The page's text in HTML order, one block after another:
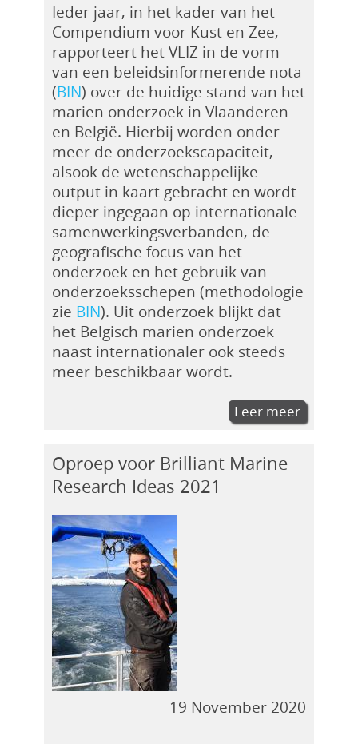
Ieder jaar, in het kader van het
Compendium voor Kust en Zee,
rapporteert het VLIZ in de vorm
van een beleidsinformerende nota
(BIN) over de huidige stand van het
marien onderzoek in Vlaanderen
en België. Hierbij worden onder
meer de onderzoekscapaciteit,
alsook de wetenschappelijke
output in kaart gebracht en wordt
dieper ingegaan op internationale
samenwerkingsverbanden, de
geografische focus van het
onderzoek en het gebruik van
onderzoeksschepen (methodologie
zie BIN). Uit onderzoek blijkt dat
het Belgisch marien onderzoek
naast internationaler ook steeds
meer beschikbaar wordt.
Leer meer
Oproep voor Brilliant Marine
Research Ideas 2021
19 November 2020